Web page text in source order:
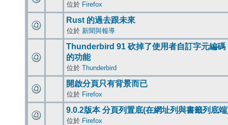
位於 Firefox
Rust 的過去跟未來
位於 新聞與報導
Thunderbird 91 砍掉了使用者自訂字元編碼
的功能
位於 Thunderbird
開啟分頁只有背景而已
位於 Firefox
9.0.2版本 分頁列置底(在網址列與書籤列底
位於 Firefox